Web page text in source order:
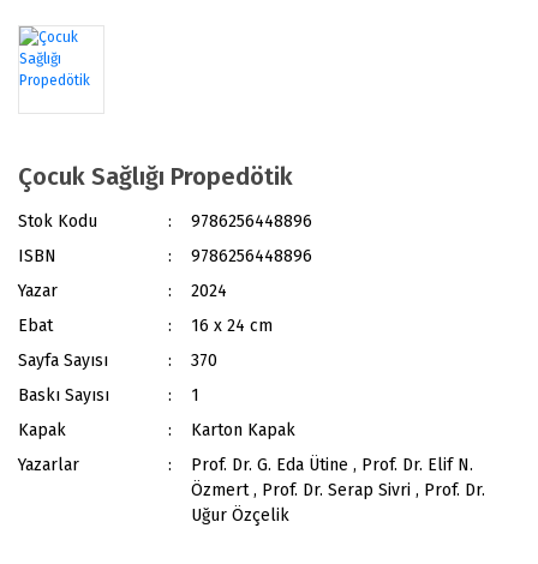
Çocuk Sağlığı Propedötik
Stok Kodu
9786256448896
ISBN
9786256448896
Yazar
2024
Ebat
16 x 24 cm
Sayfa Sayısı
370
Baskı Sayısı
1
Kapak
Karton Kapak
Yazarlar
Prof. Dr. G. Eda Ütine , Prof. Dr. Elif N.
Özmert , Prof. Dr. Serap Sivri , Prof. Dr.
Uğur Özçelik